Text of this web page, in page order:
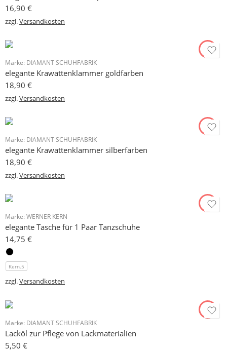
16,90 €
zzgl.Versandkosten
Marke: DIAMANT SCHUHFABRIK
elegante Krawattenklammer goldfarben
18,90 €
zzgl.Versandkosten
Marke: DIAMANT SCHUHFABRIK
elegante Krawattenklammer silberfarben
18,90 €
zzgl.Versandkosten
Marke: WERNER KERN
elegante Tasche für 1 Paar Tanzschuhe
14,75 €
Kern.5
zzgl.Versandkosten
Marke: DIAMANT SCHUHFABRIK
Lacköl zur Pflege von Lackmaterialien
5,50 €